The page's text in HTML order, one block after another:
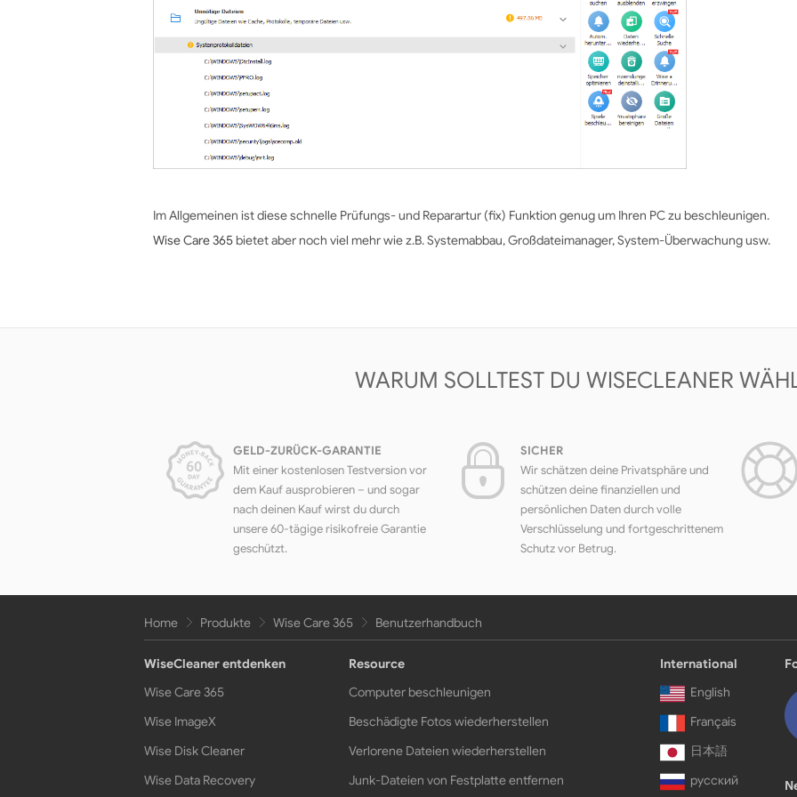
Im Allgemeinen ist diese schnelle Prüfungs- und Reparartur (fix) Funktion genug um Ihren PC zu beschleunigen.
Wise Care 365 bietet aber noch viel mehr wie z.B. Systemabbau, Großdateimanager, System-Überwachung usw.
WARUM SOLLTEST DU WISECLEANER
GELD-ZURÜCK-GARANTIE
Mit einer kostenlosen Testversion vor
dem Kauf ausprobieren – und sogar
nach deinen Kauf wirst du durch
unsere 60-tägige risikofreie Garantie
geschützt.
SICHER
Wir schätzen deine Privatsphäre und
schützen deine finanziellen und
persönlichen Daten durch volle
Verschlüsselung und fortgeschrittenem
Schutz vor Betrug.
Home Produkte Wise Care 365 Benutzerhandbuch
WiseCleaner entdenken
Wise Care 365
Wise ImageX
Wise Disk Cleaner
Wise Data Recovery
Resource
Computer beschleunigen
Beschädigte Fotos wiederherstellen
Verlorene Dateien wiederherstellen
Junk-Dateien von Festplatte entfernen
International
English
Français
日本語
русский